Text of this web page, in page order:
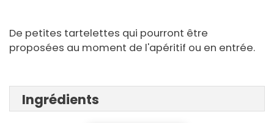
De petites tartelettes qui pourront être
proposées au moment de l'apéritif ou en entrée.
Ingrédients